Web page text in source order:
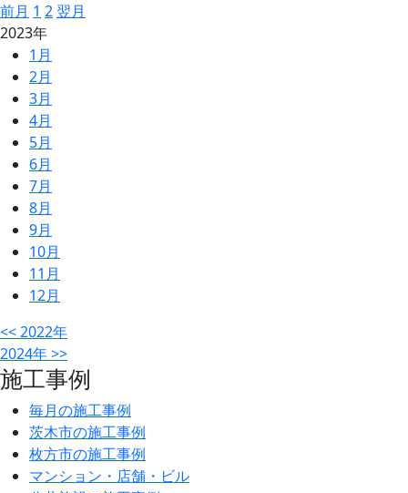
前月 1 2翌月
2023年
1月
2月
3月
4月
5月
6月
7月
8月
9月
10月
11月
12月
<<2022年
2024年>>
施工事例
毎月の施工事例
茨木市の施工事例
枚方市の施工事例
マンション・店舗・ビル